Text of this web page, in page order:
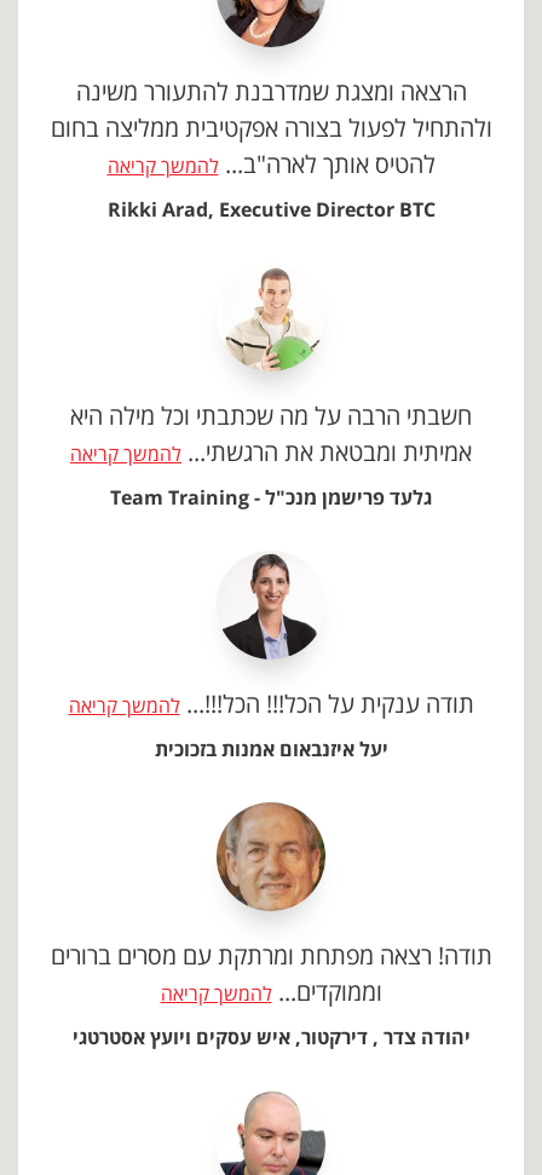
הרצאה ומצגת שמדרבנת להתעורר משינה
ולהתחיל לפעול בצורה אפקטיבית ממליצה בחום
להטיס אותך לארה"ב...להמשך קריאה
Rikki Arad, Executive Director BTC
חשבתי הרבה על מה שכתבתי וכל מילה היא
אמיתית ומבטאת את הרגשתי... להמשך קריאה
גלעד פרישמן מנכ"ל - Team Training
תודה ענקית על הכל!!! הכל!!!...להמשך קריאה
יעל איזנבאום אמנות בזכוכית
תודה! רצאה מפתחת ומרתקת עם מסרים ברורים
וממוקדים...להמשך קריאה
יהודה צדר , דירקטור, איש עסקים ויועץ אסטרטגי